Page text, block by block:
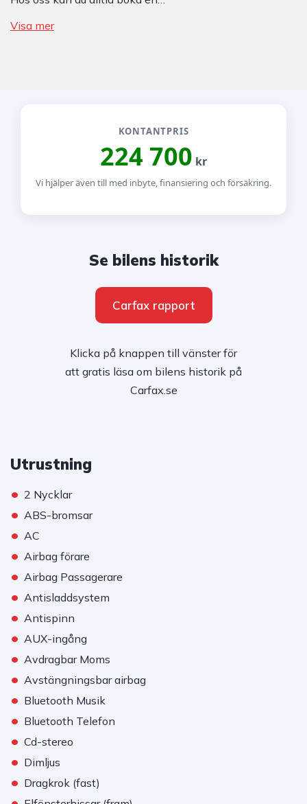
Visa mer
KONTANTPRIS
224 700 kr
Vi hjälper även till med inbyte, finansiering och försäkring.
Se bilens historik
Carfax rapport
Klicka på knappen till vänster för
att gratis läsa om bilens historik på
Carfax.se
Utrustning
• 2 Nycklar
• ABS-bromsar
• AC
• Airbag förare
• Airbag Passagerare
• Antisladdsystem
• Antispinn
• AUX-ingång
• Avdragbar Moms
• Avstängningsbar airbag
• Bluetooth Musik
• Bluetooth Telefon
• Cd-stereo
• Dimljus
• Dragkrok (fast)